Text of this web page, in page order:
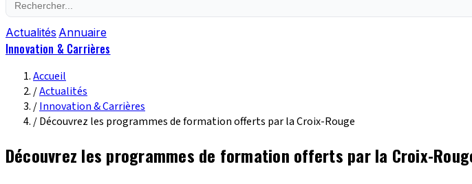
Actualités Annuaire
Innovation & Carrières
Accueil
/Actualités
/Innovation & Carrières
/Découvrez les programmes de formation offerts par la Croix-Rouge
Découvrez les programmes de formation offerts par la Croix-